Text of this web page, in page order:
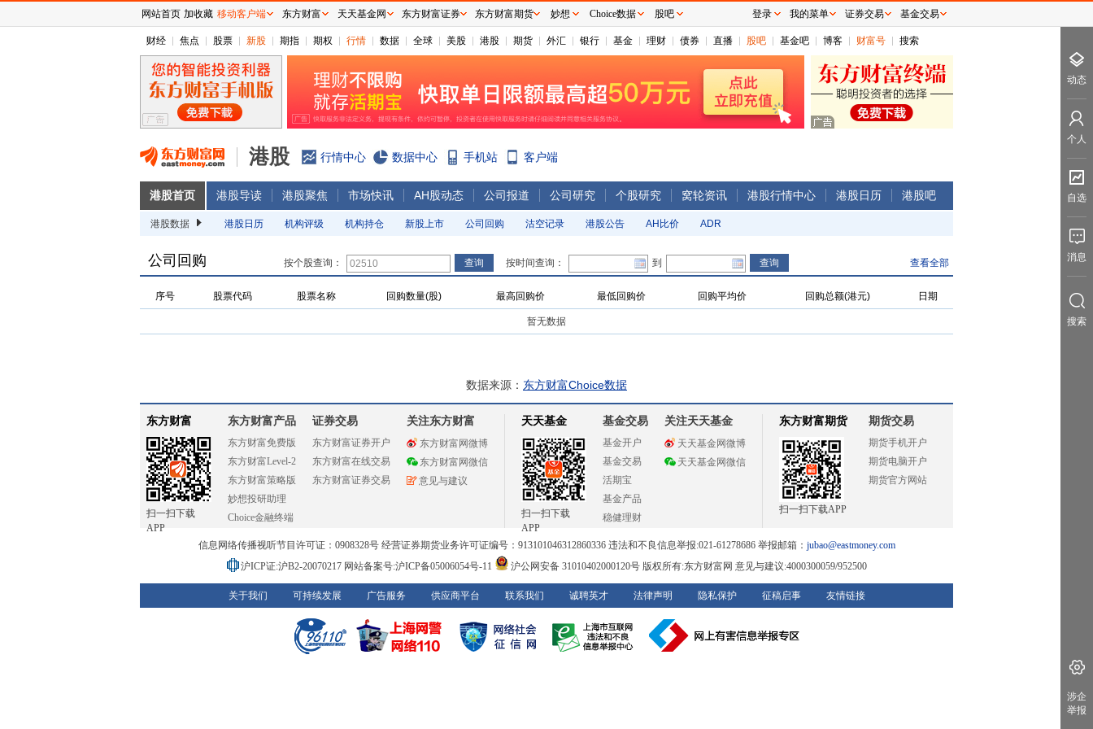
财经 焦点 股票 新股 期指 期权 行情 数据 全球 美股 港股 期货 外汇 银行 基金 理财 债券 直播 股吧 基金吧 博客 财富号 搜索
港股 行情中心 数据中心 手机站 客户端
港股首页 港股导读 港股聚焦 市场快讯 AH股动态 公司报道 公司研究 个股研究 窝轮资讯 港股行情中心 港股日历 港股吧
港股数据 港股日历 机构评级 机构持仓 新股上市 公司回购 沽空记录 港股公告 AH比价 ADR
公司回购 按个股查询： 按时间查询： 到 查看全部
序号 股票代码 股票名称 回购数量(股) 最高回购价 最低回购价 回购平均价 回购总额(港元) 日期
暂无数据
数据来源： 东方财富Choice数据
东方财富
扫一扫下载
APP
东方财富产品
东方财富免费版
东方财富Level-2
东方财富策略版
妙想投研助理
Choice金融终端
证券交易
东方财富证券开户
东方财富在线交易
东方财富证券交易
关注东方财富
东方财富网微博
东方财富网微信
意见与建议
天天基金
扫一扫下载
APP
基金交易
基金开户
基金交易
活期宝
基金产品
稳健理财
关注天天基金
天天基金网微博
天天基金网微信
东方财富期货
扫一扫下载APP
期货交易
期货手机开户
期货电脑开户
期货官方网站
信息网络传播视听节目许可证：0908328号 经营证券期货业务许可证编号：913101046312860336 违法和不良信息举报:021-61278686 举报邮箱： jubao@eastmoney.com
沪ICP证:沪B2-20070217 网站备案号:沪ICP备05006054号-11 沪公网安备 31010402000120号版权所有:东方财富网 意见与建议:4000300059/952500
关于我们 可持续发展 广告服务 供应商平台 联系我们 诚聘英才 法律声明 隐私保护 征稿启事 友情链接
网站首页 加收藏 移动客户端 东方财富 天天基金网 东方财富证券 东方财富期货 妙想 Choice数据 股吧 登录 我的菜单 证券交易 基金交易
动态
个人
自选
消息
搜索
涉企
举报